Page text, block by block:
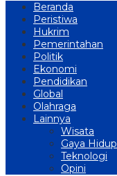
Beranda
Peristiwa
Hukrim
Pemerintahan
Politik
Ekonomi
Pendidikan
Global
Olahraga
Lainnya
Wisata
Gaya Hidup
Teknologi
Opini